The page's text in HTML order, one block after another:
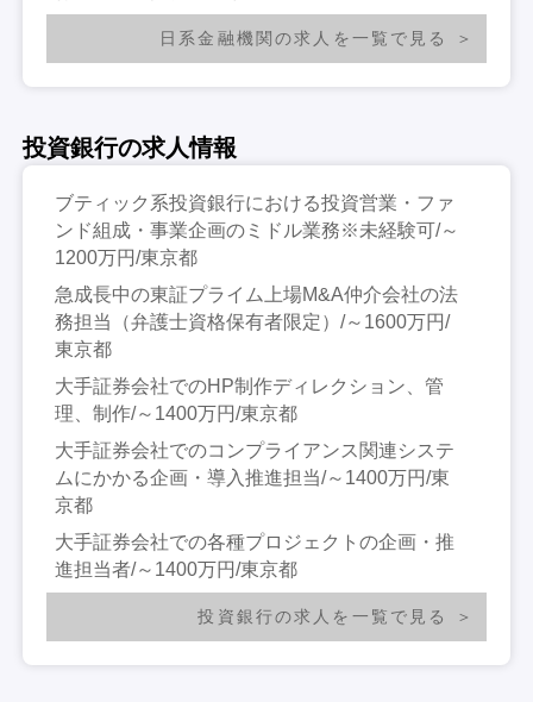
日系金融機関の求人を一覧で見る
投資銀行の求人情報
ブティック系投資銀行における投資営業・ファ
ンド組成・事業企画のミドル業務※未経験可/～
1200万円/東京都
急成長中の東証プライム上場M&A仲介会社の法
務担当（弁護士資格保有者限定）/～1600万円/
東京都
大手証券会社でのHP制作ディレクション、管
理、制作/～1400万円/東京都
大手証券会社でのコンプライアンス関連システ
ムにかかる企画・導入推進担当/～1400万円/東
京都
大手証券会社での各種プロジェクトの企画・推
進担当者/～1400万円/東京都
投資銀行の求人を一覧で見る